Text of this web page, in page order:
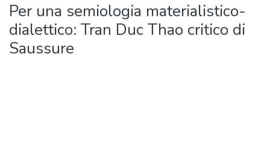
Per una semiologia materialistico-
dialettico: Tran Duc Thao critico di
Saussure